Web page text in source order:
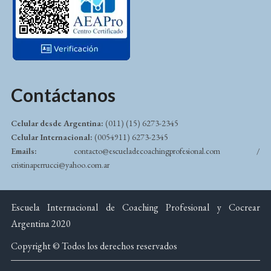
Contáctanos
Celular desde Argentina: (011) (15) 6273-2345
Celular Internacional: (0054911) 6273-2345
Emails: contacto@escueladecoachingprofesional.com /
cristinaperrucci@yahoo.com.ar
Escuela Internacional de Coaching Profesional y Cocrear
Argentina 2020
Copyright © Todos los derechos reservados